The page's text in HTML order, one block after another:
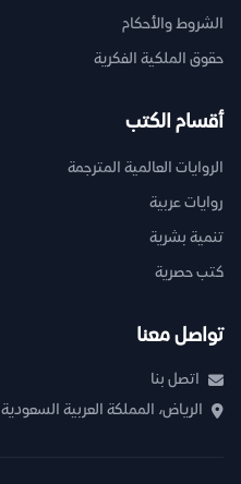
الشروط والأحكام
حقوق الملكية الفكرية
أقسام الكتب
الروايات العالمية المترجمة
روايات عربية
تنمية بشرية
كتب حصرية
تواصل معنا
اتصل بنا
الرياض، المملكة العربية السعودية